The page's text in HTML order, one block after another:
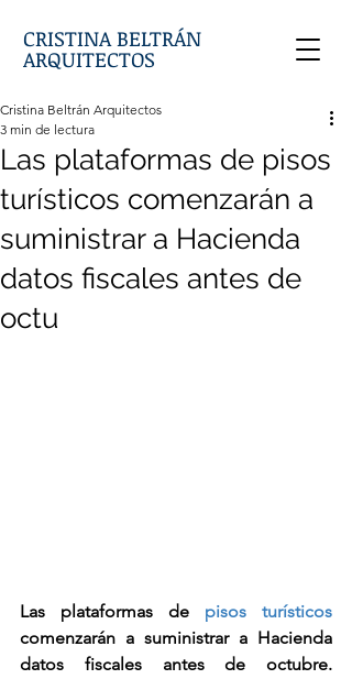
CRISTINA BELTRÁN
ARQUITECTOS
Las plataformas de pisos
turísticos comenzarán a
suministrar a Hacienda
datos fiscales antes de
octu
Cristina Beltrán Arquitectos
3 min de lectura
Las plataformas de pisos turísticos
comenzarán a suministrar a Hacienda
datos fiscales antes de octubre.